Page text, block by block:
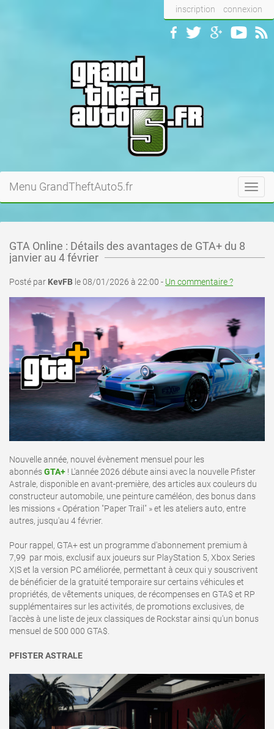
inscription connexion
Menu GrandTheftAuto5.fr
GTA Online : Détails des avantages de GTA+ du 8
janvier au 4 février
Posté par KevFB le 08/01/2026 à 22:00 - Un commentaire ?
Nouvelle année, nouvel évènement mensuel pour les
abonnésGTA+ ! L'année 2026 débute ainsi avec la nouvelle Pfister
Astrale, disponible en avant-première, des articles aux couleurs du
constructeur automobile, une peinture caméléon, des bonus dans
les missions « Opération "Paper Trail" » et les ateliers auto, entre
autres, jusqu'au 4 février.
Pour rappel, GTA+ est un programme d'abonnement premium à
7,99  par mois, exclusif aux joueurs sur PlayStation 5, Xbox Series
X|S et la version PC améliorée, permettant à ceux qui y souscrivent
de bénéficier de la gratuité temporaire sur certains véhicules et
propriétés, de vêtements uniques, de récompenses en GTA$ et RP
supplémentaires sur les activités, de promotions exclusives, de
l'accès à une liste de jeux classiques de Rockstar ainsi qu'un bonus
mensuel de 500 000 GTA$.
PFISTER ASTRALE